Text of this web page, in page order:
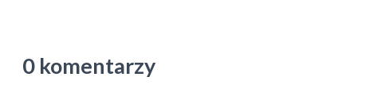
0 komentarzy